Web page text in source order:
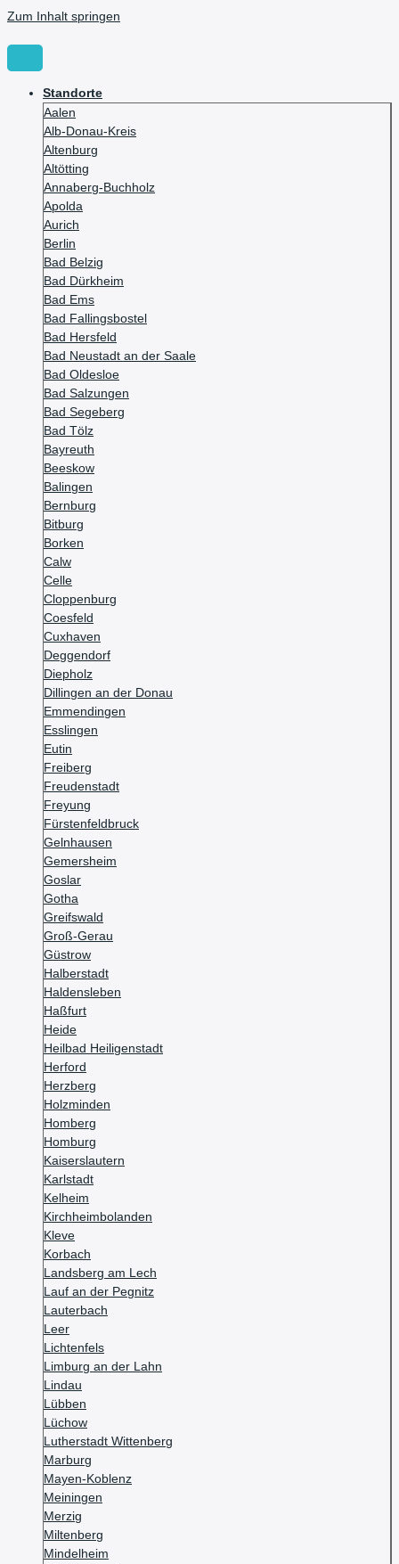
Zum Inhalt springen
Standorte
Aalen
Alb-Donau-Kreis
Altenburg
Altötting
Annaberg-Buchholz
Apolda
Aurich
Berlin
Bad Belzig
Bad Dürkheim
Bad Ems
Bad Fallingsbostel
Bad Hersfeld
Bad Neustadt an der Saale
Bad Oldesloe
Bad Salzungen
Bad Segeberg
Bad Tölz
Bayreuth
Beeskow
Balingen
Bernburg
Bitburg
Borken
Calw
Celle
Cloppenburg
Coesfeld
Cuxhaven
Deggendorf
Diepholz
Dillingen an der Donau
Emmendingen
Esslingen
Eutin
Freiberg
Freudenstadt
Freyung
Fürstenfeldbruck
Gelnhausen
Gemersheim
Goslar
Gotha
Greifswald
Groß-Gerau
Güstrow
Halberstadt
Haldensleben
Haßfurt
Heide
Heilbad Heiligenstadt
Herford
Herzberg
Holzminden
Homberg
Homburg
Kaiserslautern
Karlstadt
Kelheim
Kirchheimbolanden
Kleve
Korbach
Landsberg am Lech
Lauf an der Pegnitz
Lauterbach
Leer
Lichtenfels
Limburg an der Lahn
Lindau
Lübben
Lüchow
Lutherstadt Wittenberg
Marburg
Mayen-Koblenz
Meiningen
Merzig
Miltenberg
Mindelheim